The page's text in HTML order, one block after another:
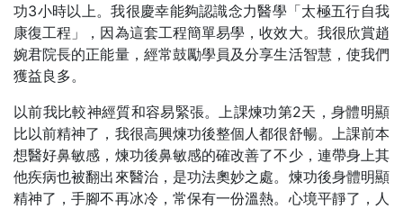
功3小時以上。我很慶幸能夠認識念力醫學「太極五行自我
康復工程」，因為這套工程簡單易學，收效大。我很欣賞趙
婉君院長的正能量，經常鼓勵學員及分享生活智慧，使我們
獲益良多。
以前我比較神經質和容易緊張。上課煉功第2天，身體明顯
比以前精神了，我很高興煉功後整個人都很舒暢。上課前本
想醫好鼻敏感，煉功後鼻敏感的確改善了不少，連帶身上其
他疾病也被翻出來醫治，是功法奧妙之處。煉功後身體明顯
精神了，手腳不再冰冷，常保有一份溫熱。心境平靜了，人